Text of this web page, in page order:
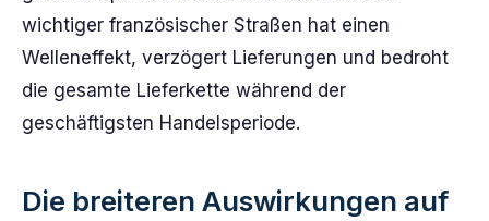
wichtiger französischer Straßen hat einen
Welleneffekt, verzögert Lieferungen und bedroht
die gesamte Lieferkette während der
geschäftigsten Handelsperiode.
Die breiteren Auswirkungen auf